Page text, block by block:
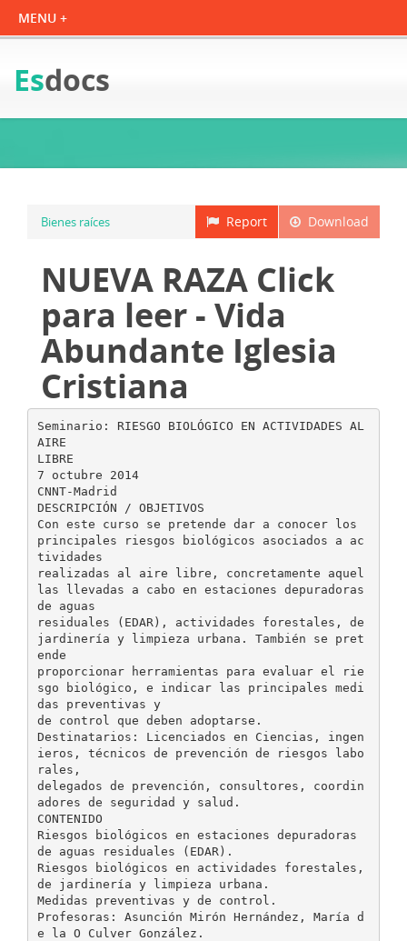
Esdocs
Download
Report
Bienes raíces
NUEVA RAZA Click
para leer - Vida
Abundante Iglesia
Cristiana
Seminario: RIESGO BIOLÓGICO EN ACTIVIDADES AL
AIRE
LIBRE
7 octubre 2014
CNNT-Madrid
DESCRIPCIÓN / OBJETIVOS
Con este curso se pretende dar a conocer los
principales riesgos biológicos asociados a ac
tividades
realizadas al aire libre, concretamente aquel
las llevadas a cabo en estaciones depuradoras
de aguas
residuales (EDAR), actividades forestales, de
jardinería y limpieza urbana. También se pret
ende
proporcionar herramientas para evaluar el rie
sgo biológico, e indicar las principales medi
das preventivas y
de control que deben adoptarse.
Destinatarios: Licenciados en Ciencias, ingen
ieros, técnicos de prevención de riesgos labo
rales,
delegados de prevención, consultores, coordin
adores de seguridad y salud.
CONTENIDO
Riesgos biológicos en estaciones depuradoras
de aguas residuales (EDAR).
Riesgos biológicos en actividades forestales,
de jardinería y limpieza urbana.
Medidas preventivas y de control.
Profesoras: Asunción Mirón Hernández, María d
e la O Culver González.